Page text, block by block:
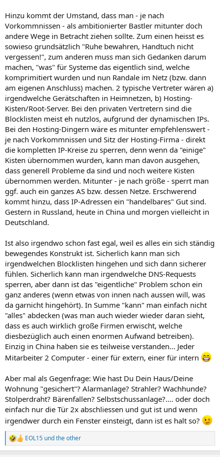
Hinzu kommt der Umstand, dass man - je nach
Vorkommnissen - als ambitionierter Bastler mitunter doch
andere Wege in Betracht ziehen sollte. Zum einen heisst es
sowieso grundsätzlich "Ruhe bewahren, Handtuch nicht
vergessen!", zum anderen muss man sich Gedanken darum
machen, "was" für Systeme das eigentlich sind, welche
komprimitiert wurden und nun Randale im Netz (bzw. dann
am eigenen Anschluss) machen. 2 typische Vertreter wären a)
irgendwelche Gerätschaften in Heimnetzen, b) Hosting-
Kisten/Root-Server. Bei den privaten Vertretern sind die
Blocklisten meist eh nutzlos, aufgrund der dynamischen IPs.
Bei den Hosting-Dingern wäre es mitunter empfehlenswert -
je nach Vorkommnissen und Sitz der Hosting-Firma - direkt
die kompletten IP-Kreise zu sperren, denn wenn da "einige"
Kisten übernommen wurden, kann man davon ausgehen,
dass generell Probleme da sind und noch weitere Kisten
übernommen werden. Mitunter - je nach größe - sperrt man
ggf. auch ein ganzes AS bzw. dessen Netze. Erschwerend
kommt hinzu, dass IP-Adressen ein "handelbares" Gut sind.
Gestern in Russland, heute in China und morgen vielleicht in
Deutschland.
Ist also irgendwo schon fast egal, weil es alles ein sich ständig
bewegendes Konstrukt ist. Sicherlich kann man sich
irgendwelchen Blocklisten hingehen und sich dann sicherer
fühlen. Sicherlich kann man irgendwelche DNS-Requests
sperren, aber dann ist das "eigentliche" Problem schon ein
ganz anderes (wenn etwas von innen nach aussen will, was
da garnicht hingehört). In Summe "kann" man einfach nicht
"alles" abdecken (was man auch wieder wieder daran sieht,
dass es auch wirklich große Firmen erwischt, welche
diesbezüglich auch einen enormen Aufwand betreiben).
Einzig in China haben sie es teilweise verstanden... Jeder
Mitarbeiter 2 Computer - einer für extern, einer für intern
Aber mal als Gegenfrage: Wie hast Du Dein Haus/Deine
Wohnung "gesichert"? Alarmanlage? Strahler? Wachhunde?
Stolperdraht? Bärenfallen? Selbstschussanlage?.... oder doch
einfach nur die Tür 2x abschliessen und gut ist und wenn
irgendwer durch ein Fenster einsteigt, dann ist es halt so?
R
e
EOL15 undthe other